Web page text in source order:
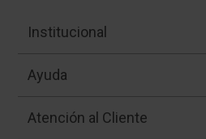
Institucional
Ayuda
Atención al Cliente